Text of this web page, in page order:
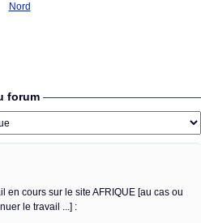
Nord
forum
en cours sur le site AFRIQUE [au cas ou
le travail ...] :